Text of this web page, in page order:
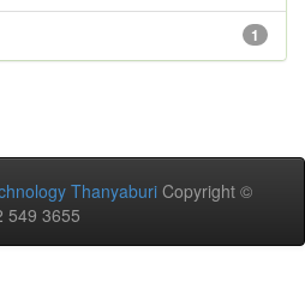
1
Thanyaburi Copyright ©
549 3655